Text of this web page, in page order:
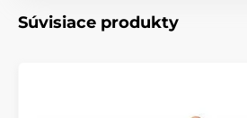
Súvisiace produkty